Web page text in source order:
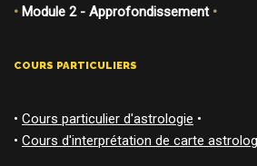
• Module 2 - Approfondissement•
COURS PARTICULIERS
• Cours particulier d'astrologie •
• Cours d'interprétation de carte